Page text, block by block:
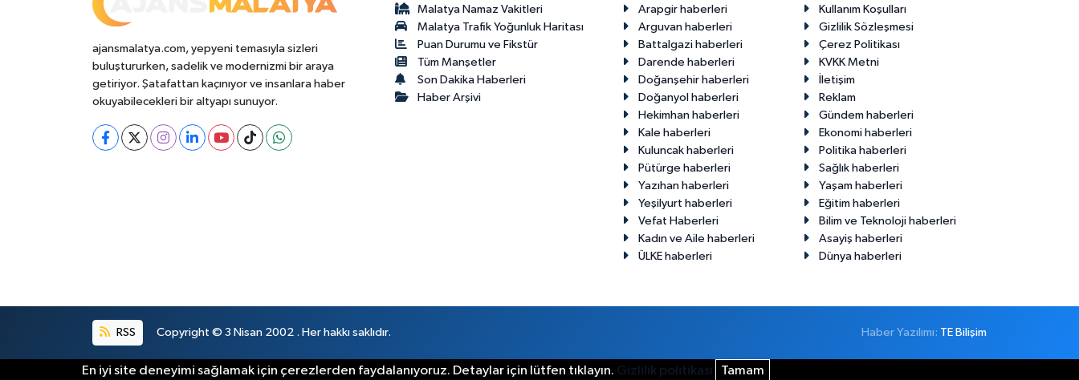
ajansmalatya.com, yepyeni temasıyla sizleri
buluştururken, sadelik ve modernizmi bir araya
getiriyor. Şatafattan kaçınıyor ve insanlara haber
okuyabilecekleri bir altyapı sunuyor.
Malatya Namaz Vakitleri
Malatya Trafik Yoğunluk Haritası
Puan Durumu ve Fikstür
Tüm Manşetler
Son Dakika Haberleri
Haber Arşivi
Arapgir haberleri
Kullanım Koşulları
Arguvan haberleri
Gizlilik Sözleşmesi
Battalgazi haberleri
Çerez Politikası
Darende haberleri
KVKK Metni
Doğanşehir haberleri
İletişim
Doğanyol haberleri
Reklam
Hekimhan haberleri
Gündem haberleri
Kale haberleri
Ekonomi haberleri
Kuluncak haberleri
Politika haberleri
Pütürge haberleri
Sağlık haberleri
Yazıhan haberleri
Yaşam haberleri
Yeşilyurt haberleri
Eğitim haberleri
Vefat Haberleri
Bilim ve Teknoloji haberleri
Kadın ve Aile haberleri
Asayiş haberleri
ÜLKE haberleri
Dünya haberleri
RSS Copyright © 3 Nisan 2002 . Her hakkı saklıdır. Haber Yazılımı: TE Bilişim
En iyi site deneyimi sağlamak için çerezlerden faydalanıyoruz. Detaylar için lütfen tıklayın. Gizlilik politikası Tamam